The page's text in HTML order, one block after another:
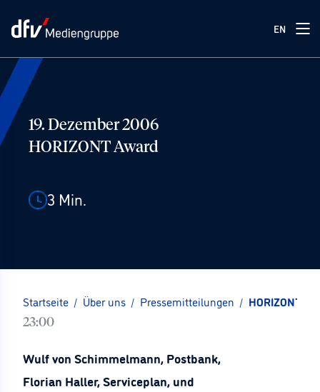
EN
19. Dezember 2006
HORIZONT Award
3 Min.
Startseite / Über uns / Pressemitteilungen / HORIZONT
23:00
Wulf von Schimmelmann, Postbank,
Florian Haller, Serviceplan, und